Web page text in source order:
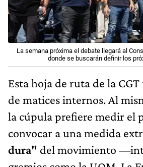
La semana próxima el debate llegará al
donde se buscarán definir los
Esta hoja de ruta de la
de matices internos. Al
la cúpula prefiere medir el
convocar a una medida
dura" del movimiento